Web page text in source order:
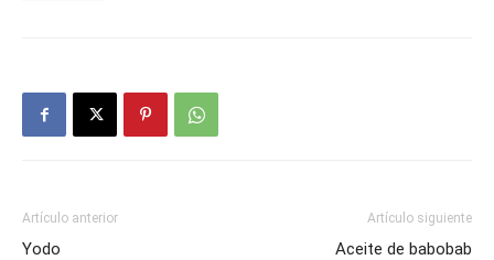
Artículo anterior
Yodo
Artículo siguiente
Aceite de babobab